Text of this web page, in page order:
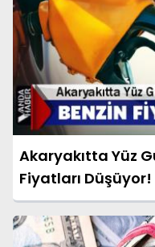
Akaryakıtta Yüz
Fiyatları Düşüyor!